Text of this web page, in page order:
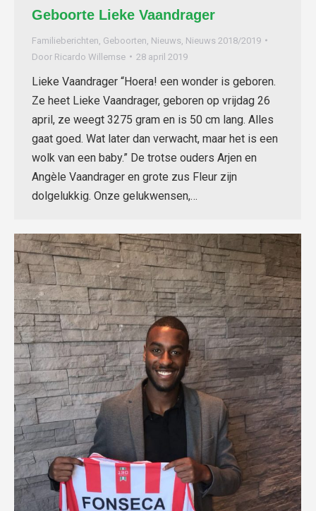
Geboorte Lieke Vaandrager
Familieberichten Geboorten Nieuws Nieuws 2018/2019
Door Ricardo Willemse 28 april 2019
Lieke Vaandrager “Hoera! een wonder is geboren.
Ze heet Lieke Vaandrager, geboren op vrijdag 26
april, ze weegt 3275 gram en is 50 cm lang. Alles
gaat goed. Wat later dan verwacht, maar het is een
wolk van een baby.” De trotse ouders Arjen en
Angèle Vaandrager en grote zus Fleur zijn
dolgelukkig. Onze gelukwensen,…